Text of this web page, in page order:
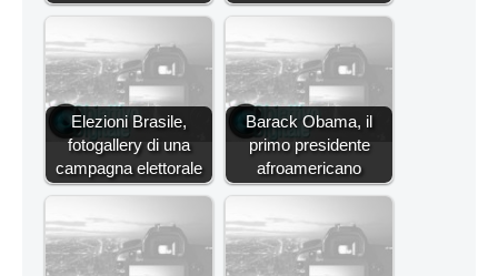
Elezioni Brasile,
fotogallery di una
campagna elettorale
Barack Obama, il
primo presidente
afroamericano